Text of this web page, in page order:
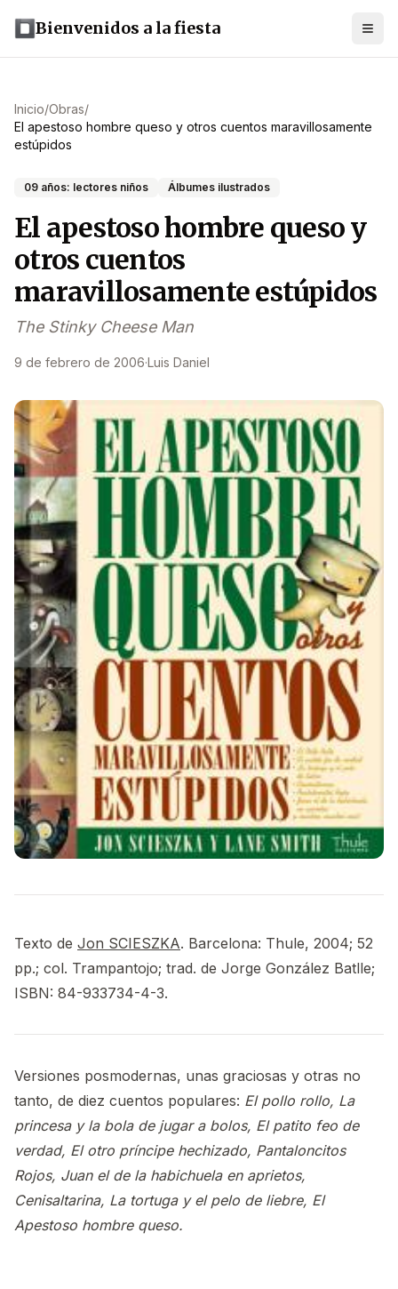
Bienvenidos a la fiesta
Inicio/Obras/
El apestoso hombre queso y otros cuentos maravillosamente
estúpidos
09 años: lectores niños Álbumes ilustrados
El apestoso hombre queso y
otros cuentos
maravillosamente estúpidos
The Stinky Cheese Man
9 de febrero de 2006·Luis Daniel
Texto de Jon SCIESZKA. Barcelona: Thule, 2004; 52
pp.; col. Trampantojo; trad. de Jorge González Batlle;
ISBN: 84-933734-4-3.
Versiones posmodernas, unas graciosas y otras no
tanto, de diez cuentos populares: El pollo rollo, La
princesa y la bola de jugar a bolos, El patito feo de
verdad, El otro príncipe hechizado, Pantaloncitos
Rojos, Juan el de la habichuela en aprietos,
Cenisaltarina, La tortuga y el pelo de liebre, El
Apestoso hombre queso.